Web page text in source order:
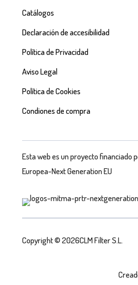
Catálogos
Declaración de accesibilidad
Política de Privacidad
Aviso Legal
Política de Cookies
Condiones de compra
Esta web es un proyecto financiado
Europea-Next Generation EU
Copyright © 2026CLM Filter S.L.